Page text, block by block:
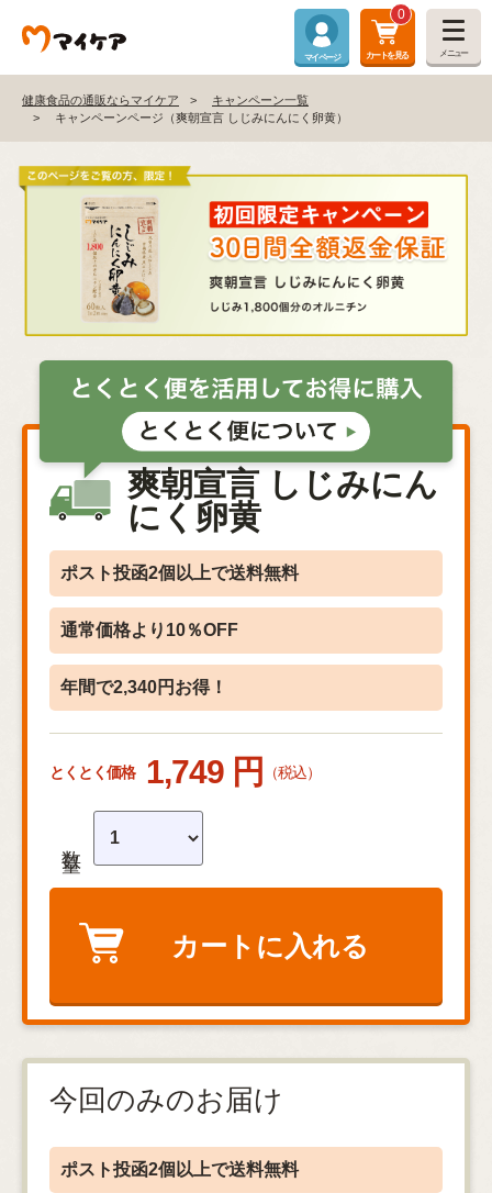
マイページ
0
カートを見る メニュー
健康食品の通販ならマイケア
キャンペーン一覧
キャンペーンページ（爽朝宣言 しじみにんにく卵黄）
爽朝宣言 しじみにん
にく卵黄
ポスト投函2個以上で送料無料
通常価格より10％OFF
年間で2,340円お得！
とくとく価格 1,749 円 （税込）
カートに入れる
今回のみのお届け
ポスト投函2個以上で送料無料